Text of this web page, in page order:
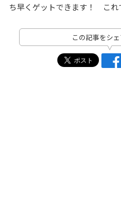
ち早くゲットできます！ これ
この記事をシ